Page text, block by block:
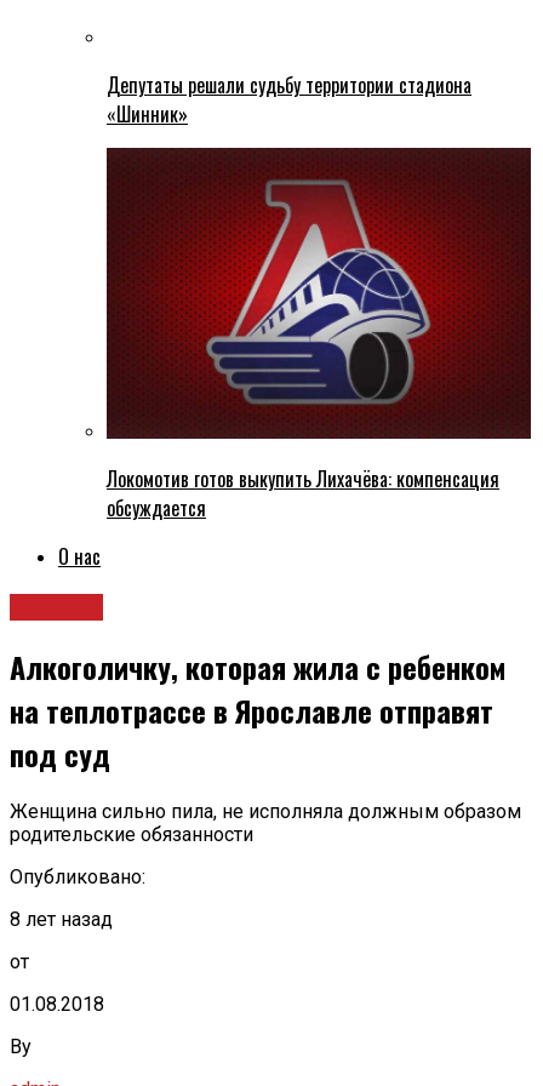
Депутаты решали судьбу территории стадиона
«Шинник»
Локомотив готов выкупить Лихачёва: компенсация
обсуждается
О нас
Алкоголичку, которая жила с ребенком
на теплотрассе в Ярославле отправят
под суд
Женщина сильно пила, не исполняла должным образом
родительские обязанности
Опубликовано:
8 лет назад
от
01.08.2018
By